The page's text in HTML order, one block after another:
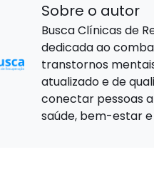
Sobre o autor
Busca Clínicas de
dedicada ao
transtornos
atualizado e de
conectar pessoas
saúde, bem-estar